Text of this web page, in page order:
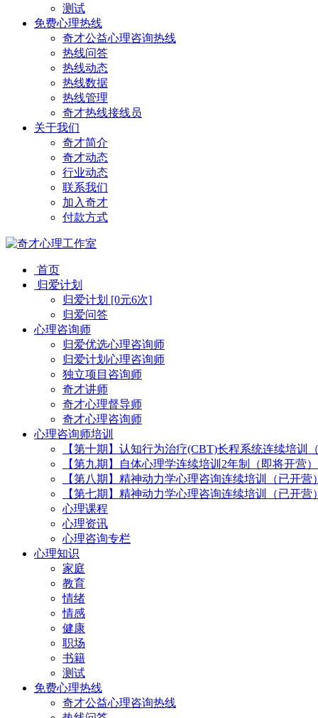
测试
免费心理热线
奇才公益心理咨询热线
热线问答
热线动态
热线数据
热线管理
奇才热线接线员
关于我们
奇才简介
奇才动态
行业动态
联系我们
加入奇才
付款方式
首页
归爱计划
归爱计划 [0元6次]
归爱问答
心理咨询师
归爱优选心理咨询师
归爱计划心理咨询师
独立项目咨询师
奇才讲师
奇才心理督导师
奇才心理咨询师
心理咨询师培训
【第十期】认知行为治疗(CBT)长程系统连续培训
【第九期】自体心理学连续培训2年制（即将开营）
【第八期】精神动力学心理咨询连续培训（已开营）
【第七期】精神动力学心理咨询连续培训（已开营）
心理课程
心理资讯
心理咨询专栏
心理知识
家庭
教育
情绪
情感
健康
职场
书籍
测试
免费心理热线
奇才公益心理咨询热线